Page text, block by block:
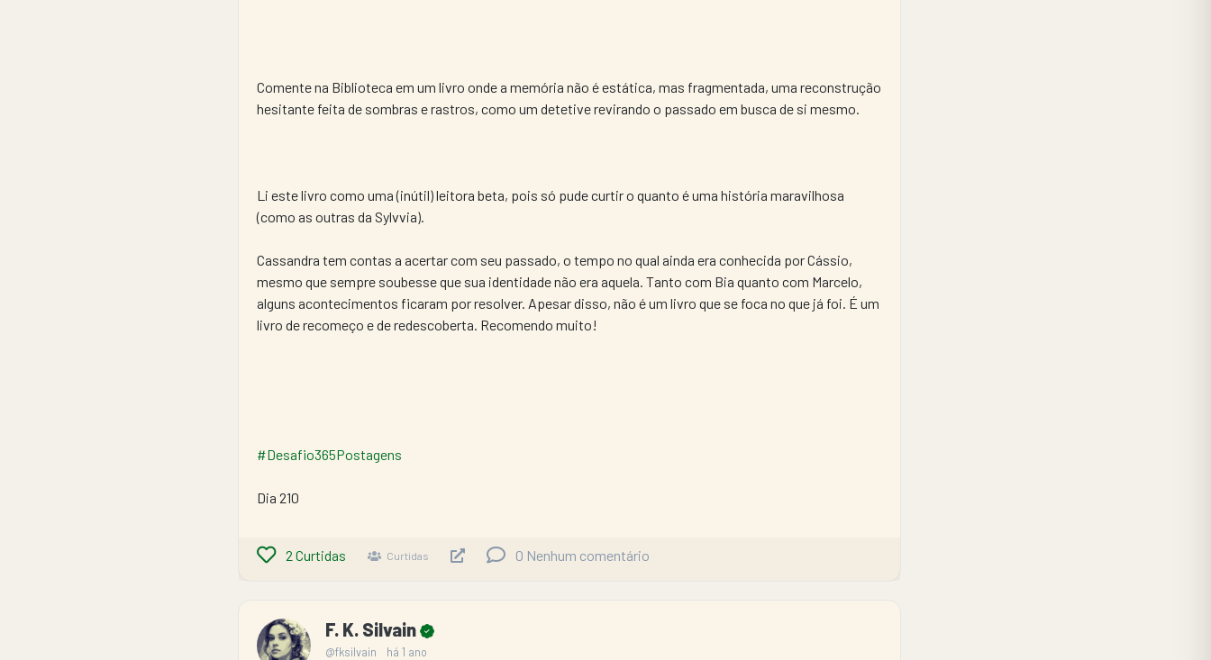
Comente na Biblioteca em um livro onde a memória não é estática, mas fragmentada, uma reconstrução
hesitante feita de sombras e rastros, como um detetive revirando o passado em busca de si mesmo.
Li este livro como uma (inútil) leitora beta, pois só pude curtir o quanto é uma história maravilhosa
(como as outras da Sylvvia).
Cassandra tem contas a acertar com seu passado, o tempo no qual ainda era conhecida por Cássio,
mesmo que sempre soubesse que sua identidade não era aquela. Tanto com Bia quanto com Marcelo,
alguns acontecimentos ficaram por resolver. Apesar disso, não é um livro que se foca no que já foi. É um
livro de recomeço e de redescoberta. Recomendo muito!
#Desafio365Postagens
Dia 210
2 Curtidas Curtidas 0 Nenhum comentário
F. K. Silvain
@fksilvain há 1 ano